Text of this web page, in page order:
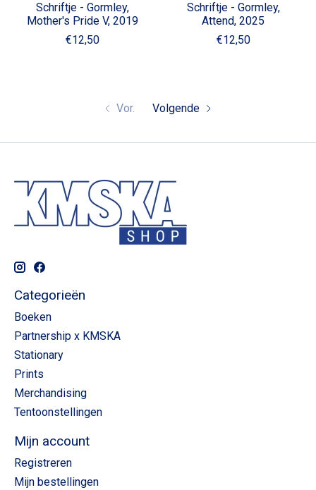
Schriftje - Gormley,
Mother's Pride V, 2019
€12,50
Schriftje - Gormley,
Attend, 2025
€12,50
Vor. Volgende
Categorieën
Boeken
Partnership x KMSKA
Stationary
Prints
Merchandising
Tentoonstellingen
Mijn account
Registreren
Mijn bestellingen